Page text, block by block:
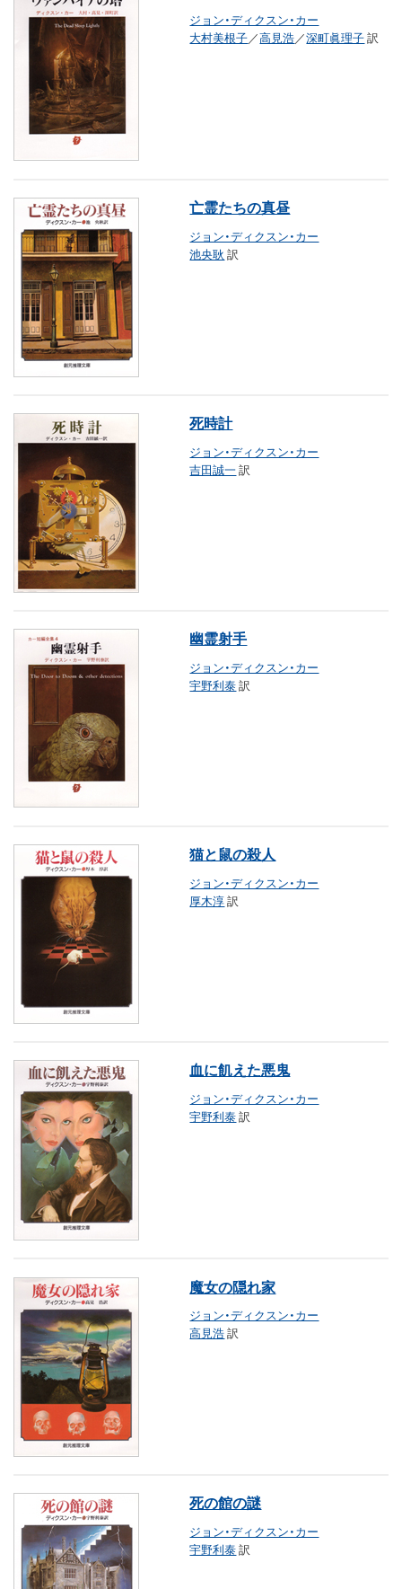
ジョン・ディクスン・カー
大村美根子／高見浩／深町眞理子訳
亡霊たちの真昼
ジョン・ディクスン・カー
池央耿 訳
死時計
ジョン・ディクスン・カー
吉田誠一訳
幽霊射手
ジョン・ディクスン・カー
宇野利泰訳
猫と鼠の殺人
ジョン・ディクスン・カー
厚木淳訳
血に飢えた悪鬼
ジョン・ディクスン・カー
宇野利泰訳
魔女の隠れ家
ジョン・ディクスン・カー
高見浩訳
死の館の謎
ジョン・ディクスン・カー
宇野利泰訳